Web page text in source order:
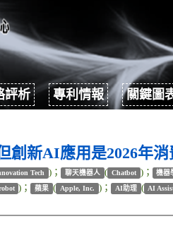
評析 專利情報 關鍵圖
創新AI應用是2026年
Tech )； 聊天機器人 ( Chatbot )； 機器
)； 蘋果 ( Apple, Inc. )； AI助理 ( AI